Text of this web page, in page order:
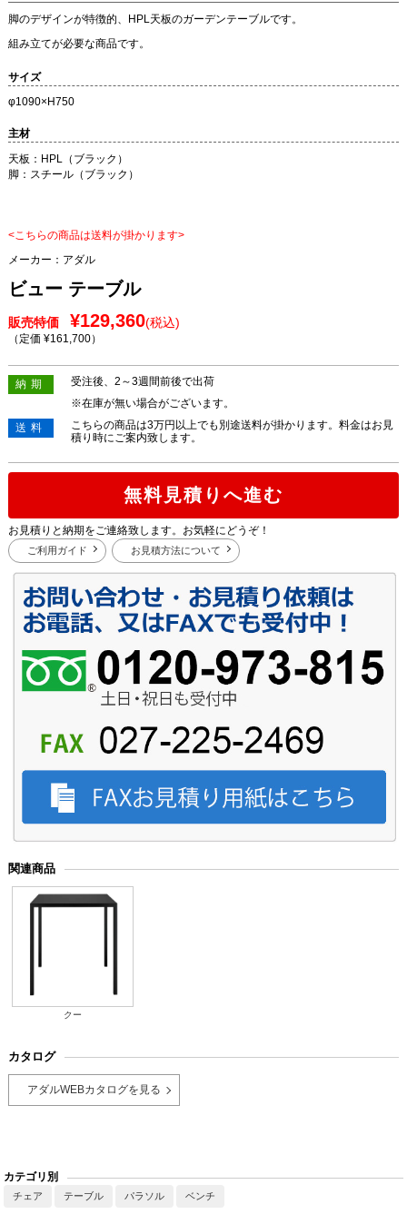
脚のデザインが特徴的、HPL天板のガーデンテーブルです。
組み立てが必要な商品です。
サイズ
φ1090×H750
主材
天板：HPL（ブラック）
脚：スチール（ブラック）
<こちらの商品は送料が掛かります>
メーカー： アダル
ビュー テーブル
販売特価 ¥129,360(税込)
（定価 ¥161,700）
納期
受注後、2～3週間前後で出荷
※在庫が無い場合がございます。
送料
こちらの商品は3万円以上でも別途送料が掛かります。料金はお見
積り時にご案内致します。
無料見積りへ進む
お見積りと納期をご連絡致します。お気軽にどうぞ！
ご利用ガイド お見積方法について
関連商品
クー
カタログ
アダルWEBカタログを見る
カテゴリ別
チェア テーブル パラソル ベンチ